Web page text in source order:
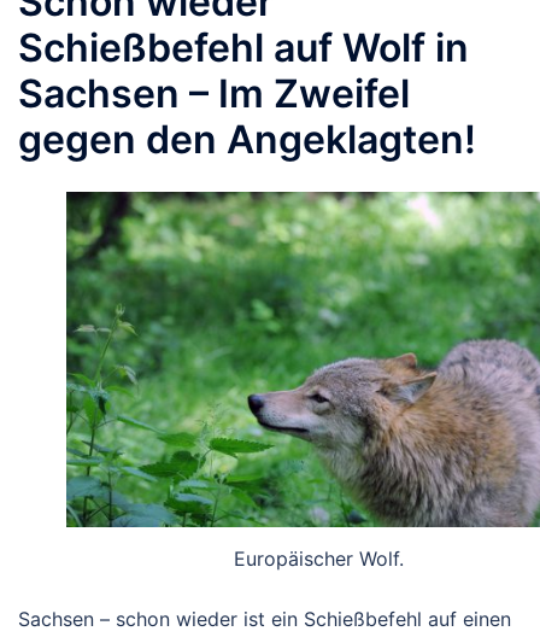
Schießbefehl auf Wolf in
Sachsen – Im Zweifel
gegen den Angeklagten!
Europäischer Wolf.
Sachsen – schon wieder ist ein Schießbefehl auf einen